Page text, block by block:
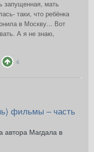
запущенная, мать
таки, что ребёнка
в Москву... Вот
А я не знаю,
4
фильмы – часть
автора Магдала в